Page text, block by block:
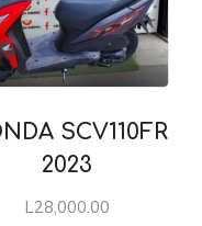
SCV110FR
2023
L28,000.00